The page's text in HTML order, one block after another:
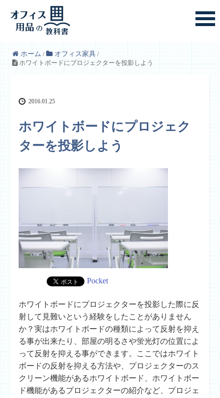
ホーム / オフィス家具 /
ホワイトボードにプロジェクターを投影しよう
2016.01.25
ホワイトボードにプロジェク
ターを投影しよう
Pocket
ホワイトボードにプロジェクターを投影した際に反
射して見難いという経験をしたことがありません
か？実はホワイトボードの種類によって反射を抑え
る事が出来たり、部屋の明るさや蛍光灯の位置によ
って反射を抑える事ができます。ここではホワイト
ボードの反射を抑える方法や、プロジェクターのス
クリーン機能があるホワイトボード、ホワイトボー
ド機能があるプロジェクターの紹介など、プロジェ